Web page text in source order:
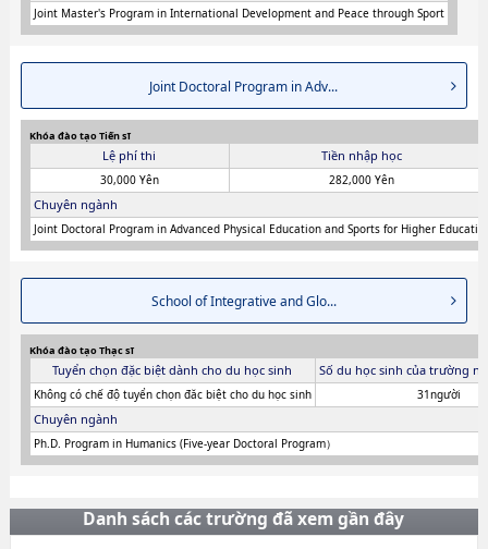
Joint Master's Program in International Development and Peace through Sport
Joint Doctoral Program in Adv...
Khóa đào tạo Tiến sĩ
Lệ phí thi Tiền nhập học
30,000 Yên 282,000 Yên
Chuyên ngành
Joint Doctoral Program in Advanced Physical Education and Sports for Higher
School of Integrative and Glo...
Khóa đào tạo Thạc sĩ
Tuyển chọn đặc biệt dành cho du học sinh Số du học sinh của trường
Không có chế độ tuyển chọn đăc biệt cho du học sinh 31người
Chuyên ngành
Ph.D. Program in Humanics (Five-year Doctoral Program）
Danh sách các trường đã xem gần đây